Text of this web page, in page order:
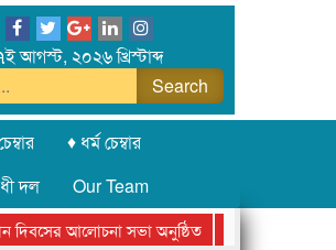
আগস্ট, ২০২৬ খ্রিস্টাব্দ
♦ ধর্ম চেম্বার
দল
Our Team
দিবসের আলোচনা সভা অনুষ্ঠিত
সিলেট অনলাইন